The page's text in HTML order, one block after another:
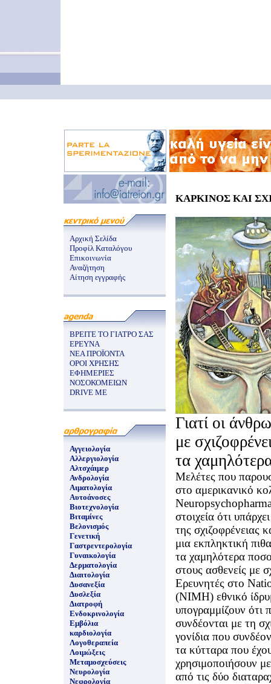
Αρχική Σελίδα
Προφίλ Καταλόγου
Επικοινωνία
Αναζήτηση
Αίτηση εγγραφής
ΒΡΕΙΤΕ ΤΟ ΓΙΑΤΡΟ ΣΑΣ
ΕΡΕΥΝΑ
ΝΕΑ ΠΡΟΪΟΝΤΑ
ΟΡΟΙ ΧΡΗΣΗΣ
ΕΦΗΜΕΡΙΕΣ
ΝΟΣΟΚΟΜΕΙΩΝ
DRIVE ME
Αγγειολογία
Αλλεργιολογία
Αλτσχάιμερ
Ανδρολογία
Αιματολογία
Αυτοάνοσες
Βιοτεχνολογία
Βιταμίνες
Βελονισμός
Γενετική
Γαστρεντερολογία
Γυναικολογία
Δερματολογία
Διαιτολογία
Δυσανεξία
Δυσλεξία
Διατροφή
Ενδοκρινολογία
Εμβόλια
καρδιολογία
Λογοθεραπεία
Λοιμώξεις
Μεταμοσχεύσεις
Νευρολογία
Νεφρολογία
ΚΑΡΚΙΝΟΣ ΚΑΙ
Γιατί οι
με
τα
Μελέτες που
στο αμερικανικό
στοιχεία ότι
της σχιζοφρένειας
μια εκπληκτική
τα χαμηλότερα
στους ασθενείς με
Eρευνητές στο
(NIMH) εθνικό
υπογραμμίζουν ότι
συνδέονται με τη
γονίδια που
τα κύτταρα που
χρησιμοποιήσουν
από τις δύο